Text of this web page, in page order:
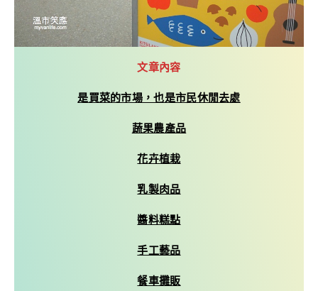
文章內容
是買菜的市場，也是市民休閒去處
蔬果農產品
花卉植栽
乳製肉品
醬料糕點
手工藝品
餐車攤販